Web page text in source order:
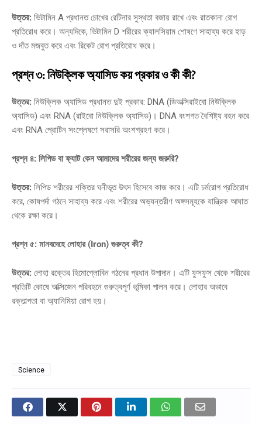
উত্তর: ভিটামিন A প্রধানত চোখের রেটিনার সুস্থতা বজায় রাখে এবং রাতকানা রোগ
প্রতিরোধ করে। অন্যদিকে, ভিটামিন D শরীরের ক্যালসিয়াম শোষণে সাহায্য করে হাড়
ও দাঁত মজবুত করে এবং রিকেট রোগ প্রতিরোধ করে।
প্রশ্ন ৩: নিউক্লিক অ্যাসিড কয় প্রকার ও কী কী?
উত্তর: নিউক্লিক অ্যাসিড প্রধানত দুই প্রকার: DNA (ডিঅক্সিরাইবো নিউক্লিক
অ্যাসিড) এবং RNA (রাইবো নিউক্লিক অ্যাসিড)। DNA বংশগত বৈশিষ্ট্য বহন করে
এবং RNA প্রোটিন সংশ্লেষণে সরাসরি অংশগ্রহণ করে।
প্রশ্ন ৪: লিপিড বা ফ্যাট কেন আমাদের শরীরের জন্য জরুরি?
উত্তর: লিপিড শরীরের শক্তির ঘনীভূত উৎস হিসেবে কাজ করে। এটি চর্মরোগ প্রতিরোধ
করে, কোষপর্দা গঠনে সাহায্য করে এবং শরীরের অভ্যন্তরীণ অঙ্গসমূহকে যান্ত্রিক আঘাত
থেকে রক্ষা করে।
প্রশ্ন ৫: মানবদেহে লোহার (Iron) গুরুত্ব কী?
উত্তর: লোহা রক্তের হিমোগ্লোবিন গঠনের প্রধান উপাদান। এটি ফুসফুস থেকে শরীরের
প্রতিটি কোষে অক্সিজেন পরিবহনে গুরুত্বপূর্ণ ভূমিকা পালন করে। লোহার অভাবে
রক্তাল্পতা বা অ্যানিমিয়া রোগ হয়।
Science